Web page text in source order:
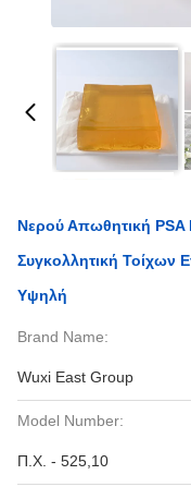
Νερού Απωθητική
Συγκολλητική Τοίχων
Υψηλή
Brand Name:
Wuxi East Group
Model Number:
Π.Χ. - 525,10